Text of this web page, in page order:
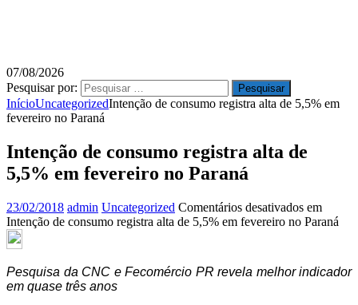
07/08/2026
Pesquisar por:
InícioUncategorizedIntenção de consumo registra alta de 5,5% em
fevereiro no Paraná
Intenção de consumo registra alta de
5,5% em fevereiro no Paraná
23/02/2018 admin Uncategorized Comentários desativados em
Intenção de consumo registra alta de 5,5% em fevereiro no Paraná
Pesquisa da CNC e Fecomércio PR revela melhor indicador
em quase três anos